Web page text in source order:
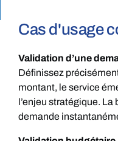
Cas d'usage
Validation d’une
Définissez
montant, le service
l’enjeu stratégique. La
demande